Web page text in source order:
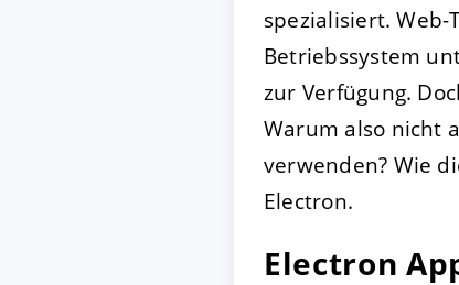
spezialisiert.
Betriebssystem
zur Verfügung.
Warum also nicht
verwenden? Wie
Electron.
Electron